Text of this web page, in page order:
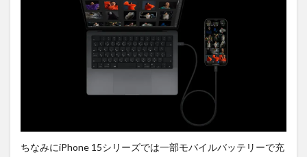
ちなみにiPhone 15シリーズでは一部モバイルバッテリーで充